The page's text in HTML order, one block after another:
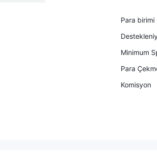
Para birimi
Minimum
Para
Komisyon